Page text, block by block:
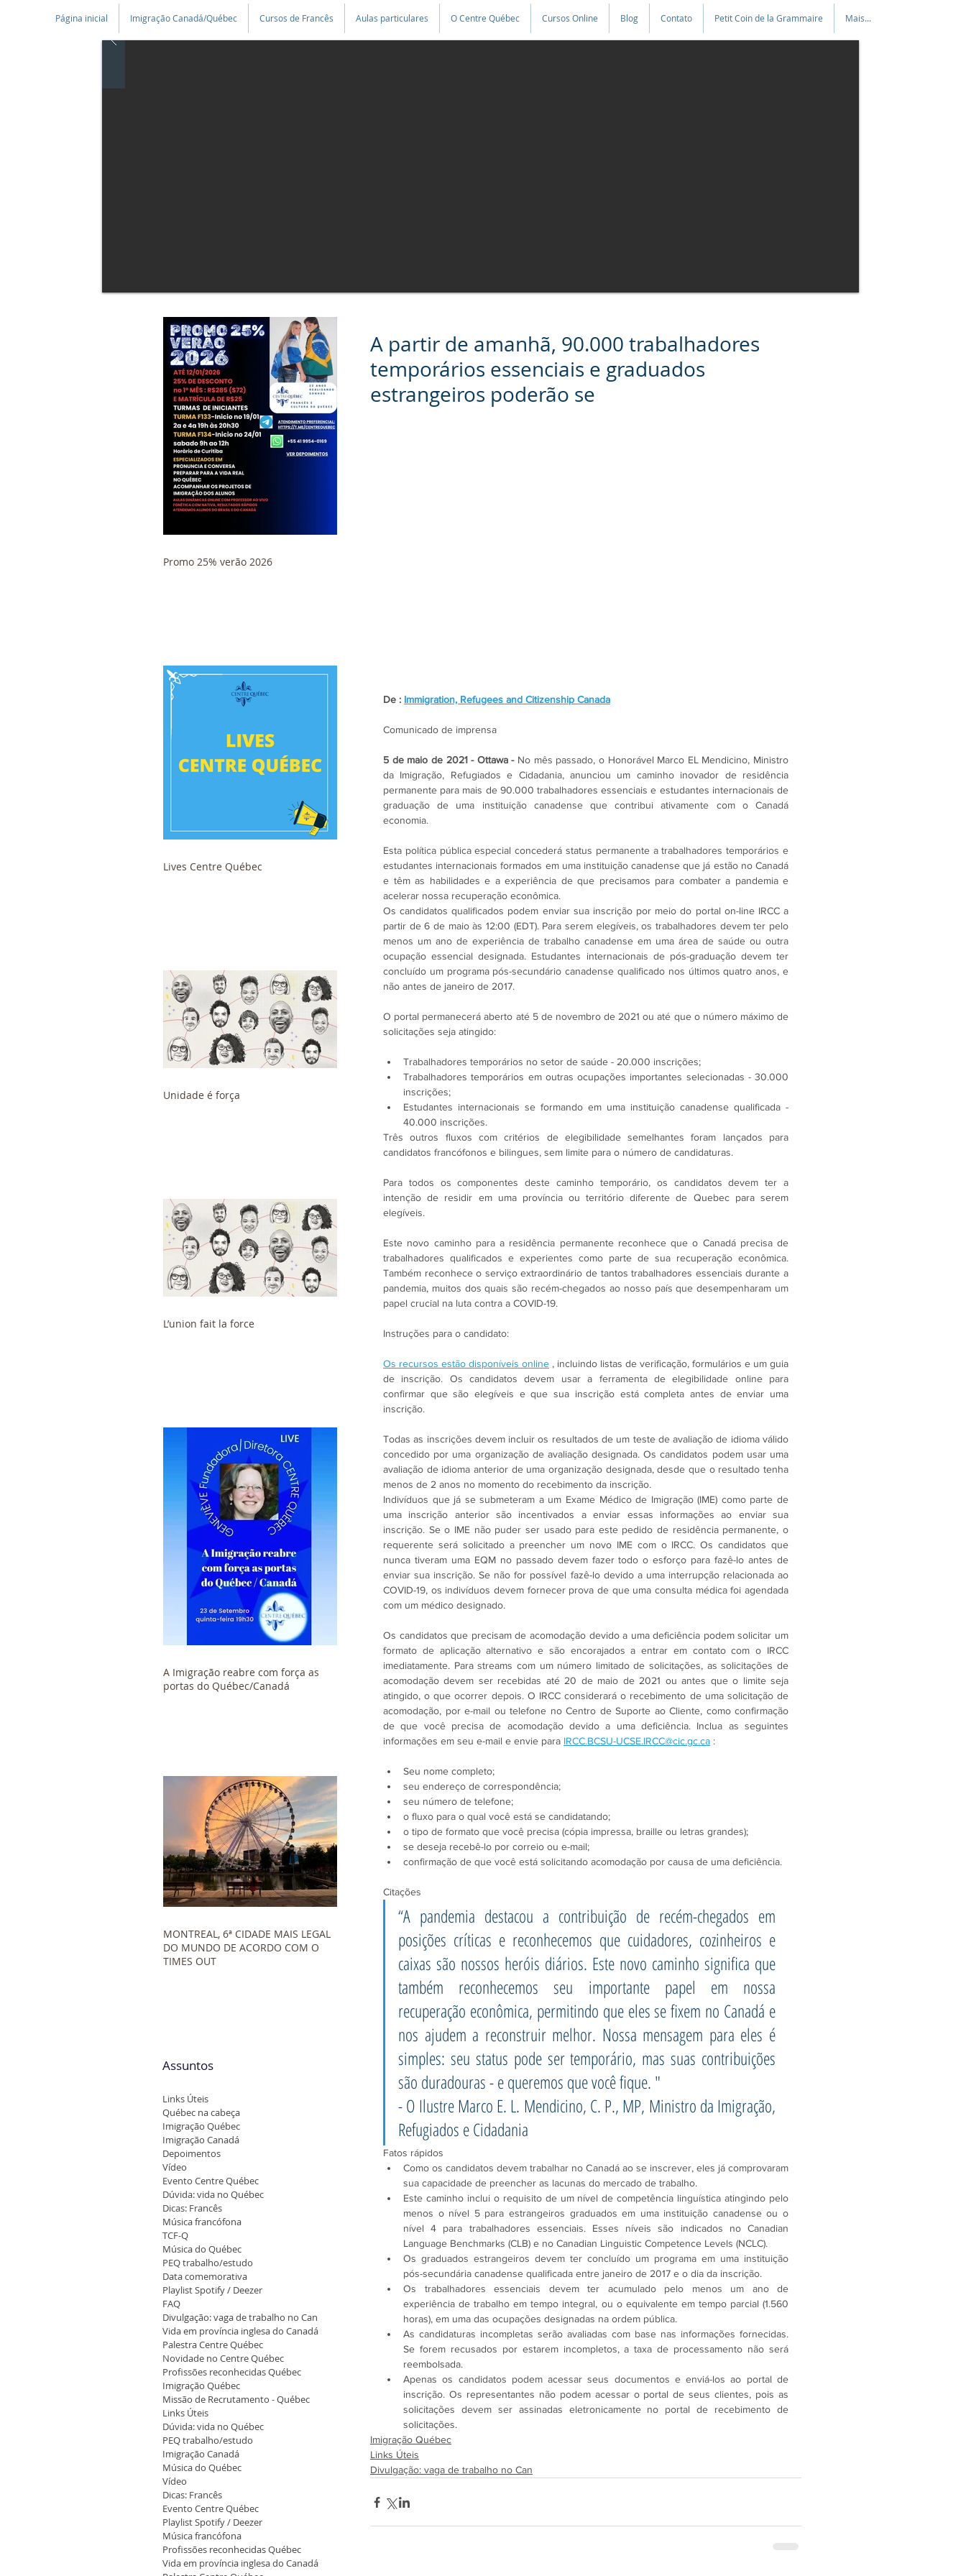
Página inicial Imigração Canadá/Québec Cursos de Francês Aulas particulares O Centre Québec Cursos Online Blog Contato Petit Coin de la Grammaire Mais...
Promo 25% verão 2026
Lives Centre Québec
Unidade é força
L’union fait la force
A Imigração reabre com força as
portas do Québec/Canadá
MONTREAL, 6ª CIDADE MAIS LEGAL
DO MUNDO DE ACORDO COM O
TIMES OUT
Assuntos
Links Úteis
Québec na cabeça
Imigração Québec
Imigração Canadá
Depoimentos
Vídeo
Evento Centre Québec
Dúvida: vida no Québec
Dicas: Francês
Música francófona
TCF-Q
Música do Québec
PEQ trabalho/estudo
Data comemorativa
Playlist Spotify / Deezer
FAQ
Divulgação: vaga de trabalho no Can
Vida em província inglesa do Canadá
Palestra Centre Québec
Novidade no Centre Québec
Profissões reconhecidas Québec
Imigração Québec
Missão de Recrutamento - Québec
Links Úteis
Dúvida: vida no Québec
PEQ trabalho/estudo
Imigração Canadá
Música do Québec
Vídeo
Dicas: Francês
Evento Centre Québec
Playlist Spotify / Deezer
Música francófona
Profissões reconhecidas Québec
Vida em província inglesa do Canadá
A partir de amanhã, 90.000 trabalhadores
temporários essenciais e graduados
estrangeiros poderão se
De : Immigration, Refugees and Citizenship Canada
Comunicado de imprensa
5 de maio de 2021 - Ottawa - No mês passado, o Honorável Marco EL Mendicino, Ministro
da Imigração, Refugiados e Cidadania, anunciou um caminho inovador de residência
permanente para mais de 90.000 trabalhadores essenciais e estudantes internacionais de
graduação de uma instituição canadense que contribui ativamente com o Canadá
economia.
Esta política pública especial concederá status permanente a trabalhadores temporários e
estudantes internacionais formados em uma instituição canadense que já estão no Canadá
e têm as habilidades e a experiência de que precisamos para combater a pandemia e
acelerar nossa recuperação econômica.
Os candidatos qualificados podem enviar sua inscrição por meio do portal on-line IRCC a
partir de 6 de maio às 12:00 (EDT). Para serem elegíveis, os trabalhadores devem ter pelo
menos um ano de experiência de trabalho canadense em uma área de saúde ou outra
ocupação essencial designada. Estudantes internacionais de pós-graduação devem ter
concluído um programa pós-secundário canadense qualificado nos últimos quatro anos, e
não antes de janeiro de 2017.
O portal permanecerá aberto até 5 de novembro de 2021 ou até que o número máximo de
solicitações seja atingido:
Trabalhadores temporários no setor de saúde - 20.000 inscrições;
Trabalhadores temporários em outras ocupações importantes selecionadas - 30.000
inscrições;
Estudantes internacionais se formando em uma instituição canadense qualificada -
40.000 inscrições.
Três outros fluxos com critérios de elegibilidade semelhantes foram lançados para
candidatos francófonos e bilingues, sem limite para o número de candidaturas.
Para todos os componentes deste caminho temporário, os candidatos devem ter a
intenção de residir em uma província ou território diferente de Quebec para serem
elegíveis.
Este novo caminho para a residência permanente reconhece que o Canadá precisa de
trabalhadores qualificados e experientes como parte de sua recuperação econômica.
Também reconhece o serviço extraordinário de tantos trabalhadores essenciais durante a
pandemia, muitos dos quais são recém-chegados ao nosso país que desempenharam um
papel crucial na luta contra a COVID-19.
Instruções para o candidato:
Os recursos estão disponíveis online , incluindo listas de verificação, formulários e um guia
de inscrição. Os candidatos devem usar a ferramenta de elegibilidade online para
confirmar que são elegíveis e que sua inscrição está completa antes de enviar uma
inscrição.
Todas as inscrições devem incluir os resultados de um teste de avaliação de idioma válido
concedido por uma organização de avaliação designada. Os candidatos podem usar uma
avaliação de idioma anterior de uma organização designada, desde que o resultado tenha
menos de 2 anos no momento do recebimento da inscrição.
Indivíduos que já se submeteram a um Exame Médico de Imigração (IME) como parte de
uma inscrição anterior são incentivados a enviar essas informações ao enviar sua
inscrição. Se o IME não puder ser usado para este pedido de residência permanente, o
requerente será solicitado a preencher um novo IME com o IRCC. Os candidatos que
nunca tiveram uma EQM no passado devem fazer todo o esforço para fazê-lo antes de
enviar sua inscrição. Se não for possível fazê-lo devido a uma interrupção relacionada ao
COVID-19, os indivíduos devem fornecer prova de que uma consulta médica foi agendada
com um médico designado.
Os candidatos que precisam de acomodação devido a uma deficiência podem solicitar um
formato de aplicação alternativo e são encorajados a entrar em contato com o IRCC
imediatamente. Para streams com um número limitado de solicitações, as solicitações de
acomodação devem ser recebidas até 20 de maio de 2021 ou antes que o limite seja
atingido, o que ocorrer depois. O IRCC considerará o recebimento de uma solicitação de
acomodação, por e-mail ou telefone no Centro de Suporte ao Cliente, como confirmação
de que você precisa de acomodação devido a uma deficiência. Inclua as seguintes
informações em seu e-mail e envie para IRCC.BCSU-UCSE.IRCC@cic.gc.ca :
Seu nome completo;
seu endereço de correspondência;
seu número de telefone;
o fluxo para o qual você está se candidatando;
o tipo de formato que você precisa (cópia impressa, braille ou letras grandes);
se deseja recebê-lo por correio ou e-mail;
confirmação de que você está solicitando acomodação por causa de uma deficiência.
Citações
“A pandemia destacou a contribuição de recém-chegados em
posições críticas e reconhecemos que cuidadores, cozinheiros e
caixas são nossos heróis diários. Este novo caminho significa que
também reconhecemos seu importante papel em nossa
recuperação econômica, permitindo que eles se fixem no Canadá e
nos ajudem a reconstruir melhor. Nossa mensagem para eles é
simples: seu status pode ser temporário, mas suas contribuições
são duradouras - e queremos que você fique. "
- O Ilustre Marco E. L. Mendicino, C. P., MP, Ministro da Imigração,
Refugiados e Cidadania
Fatos rápidos
Como os candidatos devem trabalhar no Canadá ao se inscrever, eles já comprovaram
sua capacidade de preencher as lacunas do mercado de trabalho.
Este caminho inclui o requisito de um nível de competência linguística atingindo pelo
menos o nível 5 para estrangeiros graduados em uma instituição canadense ou o
nível 4 para trabalhadores essenciais. Esses níveis são indicados no Canadian
Language Benchmarks (CLB) e no Canadian Linguistic Competence Levels (NCLC).
Os graduados estrangeiros devem ter concluído um programa em uma instituição
pós-secundária canadense qualificada entre janeiro de 2017 e o dia da inscrição.
Os trabalhadores essenciais devem ter acumulado pelo menos um ano de
experiência de trabalho em tempo integral, ou o equivalente em tempo parcial (1.560
horas), em uma das ocupações designadas na ordem pública.
As candidaturas incompletas serão avaliadas com base nas informações fornecidas.
Se forem recusados ​​por estarem incompletos, a taxa de processamento não será
reembolsada.
Apenas os candidatos podem acessar seus documentos e enviá-los ao portal de
inscrição. Os representantes não podem acessar o portal de seus clientes, pois as
solicitações devem ser assinadas eletronicamente no portal de recebimento de
solicitações.
Imigração Québec
Links Úteis
Divulgação: vaga de trabalho no Can